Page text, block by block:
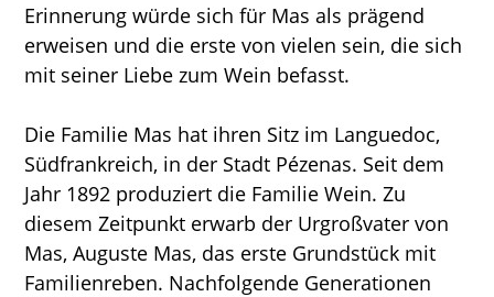
Erinnerung würde sich für Mas als prägend
erweisen und die erste von vielen sein, die sich
mit seiner Liebe zum Wein befasst.
Die Familie Mas hat ihren Sitz im Languedoc,
Südfrankreich, in der Stadt Pézenas. Seit dem
Jahr 1892 produziert die Familie Wein. Zu
diesem Zeitpunkt erwarb der Urgroßvater von
Mas, Auguste Mas, das erste Grundstück mit
Familienreben. Nachfolgende Generationen